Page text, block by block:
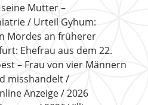
Mutter –
Urteil Gyhum:
Mordes an früherer
Ehefrau aus dem 22.
– Frau von vier Männern
misshandelt
Anzeige
2026